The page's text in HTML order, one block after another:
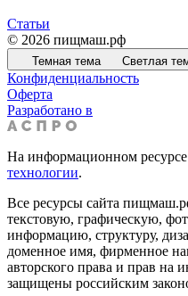
Статьи
© 2026 пищмаш.рф
Темная тема Светлая
Конфиденциальность
Оферта
Разработано в
На информационном
технологии.
Все ресурсы сайта
текстовую, графическую,
информацию, структуру,
доменное имя, фирменное
авторского права и прав на
защищены российским